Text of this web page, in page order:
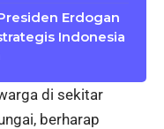
Erdogan
Indonesia
di sekitar
berharap